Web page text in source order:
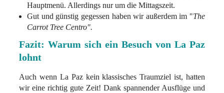
Hauptmenü. Allerdings nur um die Mittagszeit.
Gut und günstig gegessen haben wir außerdem im "The
Carrot Tree Centro".
Fazit: Warum sich ein Besuch von La Paz
lohnt
Auch wenn La Paz kein klassisches Traumziel ist, hatten
wir eine richtig gute Zeit! Dank spannender Ausflüge und